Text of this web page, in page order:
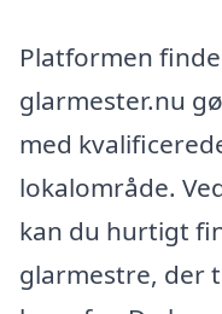
Platformen
glarmester.nu
med
lokalområde.
kan du hurtigt
glarmestre, der